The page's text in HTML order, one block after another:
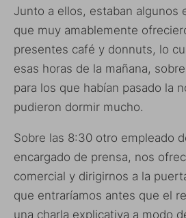
Junto a ellos, estaban algunos
que muy amablemente
presentes café y donnuts, lo
esas horas de la mañana,
para los que habían pasado la
pudieron dormir mucho.
Sobre las 8:30 otro empleado
encargado de prensa, nos
comercial y dirigirnos a la
que entraríamos antes que el
una charla explicativa a modo